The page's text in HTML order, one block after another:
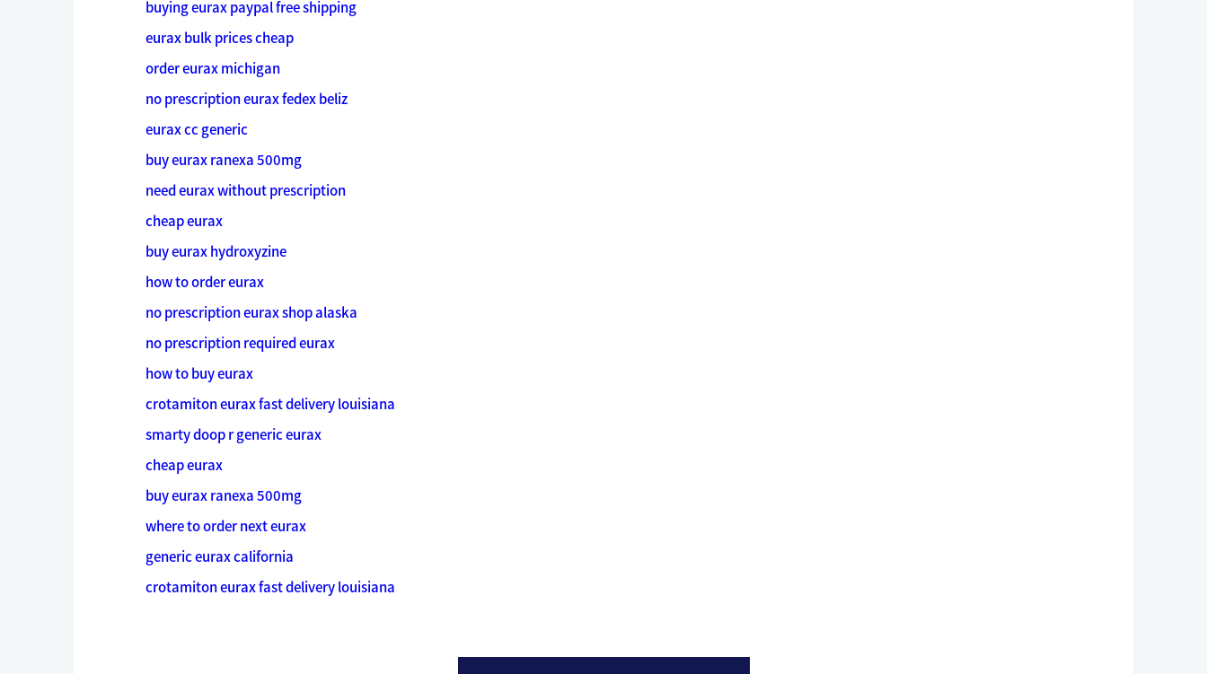
buying eurax paypal free shipping
eurax bulk prices cheap
order eurax michigan
no prescription eurax fedex beliz
eurax cc generic
buy eurax ranexa 500mg
need eurax without prescription
cheap eurax
buy eurax hydroxyzine
how to order eurax
no prescription eurax shop alaska
no prescription required eurax
how to buy eurax
crotamiton eurax fast delivery louisiana
smarty doop r generic eurax
cheap eurax
buy eurax ranexa 500mg
where to order next eurax
generic eurax california
crotamiton eurax fast delivery louisiana